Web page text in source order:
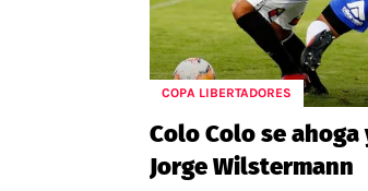
COPA LIBERTADORES
Colo Colo se
Jorge Wilstermann